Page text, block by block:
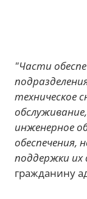
"Части
техническое
инженерное
обеспечения,
поддержки
гражданину